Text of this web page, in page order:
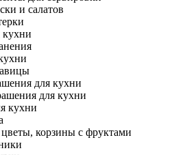
и салатов
кухни
для кухни
для кухни
кухни
корзины с фруктами